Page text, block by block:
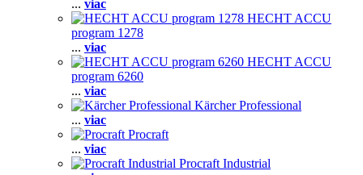
... viac
HECHT ACCU
program 1278
... viac
HECHT ACCU
program 6260
... viac
Kärcher Professional
... viac
Procraft
... viac
Procraft Industrial